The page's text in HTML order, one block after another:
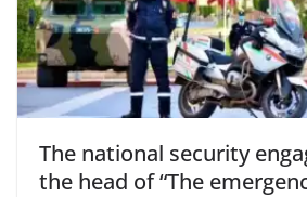
The national security
the head of “The